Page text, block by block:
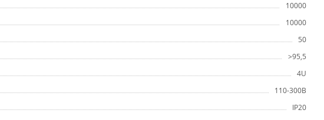
10000
10000
50
>95,5
4U
110-300В
IP20